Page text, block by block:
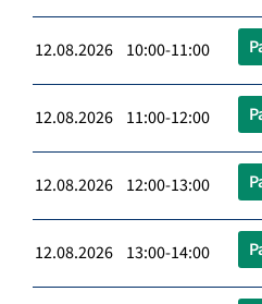
12.08.2026 10:00-11:00
12.08.2026 11:00-12:00
12.08.2026 12:00-13:00
12.08.2026 13:00-14:00